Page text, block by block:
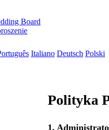
Board
Italiano Deutsch Polski
Polityka
1.